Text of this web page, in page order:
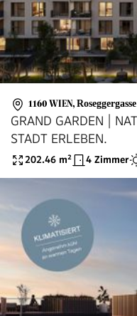
1160 WIEN,
GRAND GARDEN |
STADT ERLEBEN.
202.46 m² 4 Zimmer